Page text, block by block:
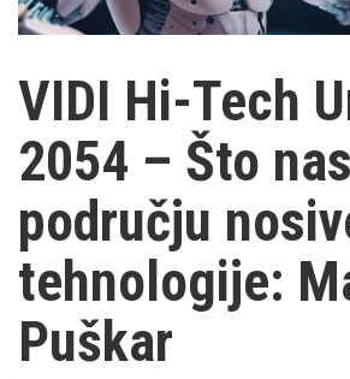
VIDI Hi-Tech
2054 – Što
području
tehnologije:
Puškar